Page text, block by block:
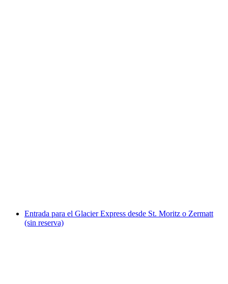
Entrada para el Glacier Express desde St. Moritz o Zermatt
(sin reserva)